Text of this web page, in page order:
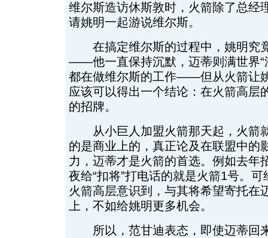
维尔斯造访休斯敦时，火箭除了总经
请姚明一起游说维尔斯。
在搞定维尔斯的过程中，姚明究
——他一直保持沉默，迈蒂则满世界“
都在做维尔斯的工作——但从火箭让
应该可以得出一个结论：在火箭高层
的招牌。
从小巨人加盟火箭那天起，火箭
的是商业上的，真正论及在联盟中的
力，迈蒂才是火箭的首选。例如去年
夜给“扣将”打电话的就是火箭1号。
火箭高层意识到，与其将希望寄托在
上，不如给姚明更多机会。
所以，范甘迪表态，即使迈蒂回